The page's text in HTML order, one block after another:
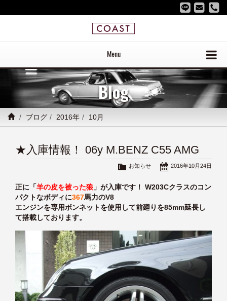
Menu
Blog
ブログ 2016年 10月
★入庫情報！ 06y M.BENZ C55 AMG
2016年10月24日
お知らせ
正に「羊の皮を被った狼 」が入庫です！ W203Cクラスのコン
パクトなボディに367馬力のV8
エンジンを専用ボンネットを使用して前廻りを85mm延長し
て搭載しております。